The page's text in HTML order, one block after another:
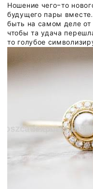
Ношение чего-то
будущего пары
быть на самом деле от
чтобы та удача
то голубое